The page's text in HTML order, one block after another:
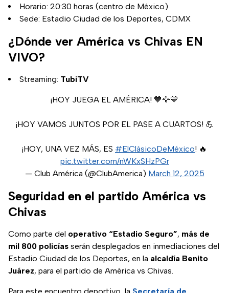
Horario: 20:30 horas (centro de México)
Sede: Estadio Ciudad de los Deportes, CDMX
¿Dónde ver América vs Chivas EN
VIVO?
Streaming: TubiTV
¡HOY JUEGA EL AMÉRICA! 💙🦅💛
¡HOY VAMOS JUNTOS POR EL PASE A CUARTOS! 💪
¡HOY, UNA VEZ MÁS, ES #ElClásicoDeMéxico! 🔥
pic.twitter.com/nWKxSHzPGr
— Club América (@ClubAmerica) March 12, 2025
Seguridad en el partido América vs
Chivas
Como parte del operativo “Estadio Seguro”, más de
mil 800 policías serán desplegados en inmediaciones del
Estadio Ciudad de los Deportes, en la alcaldía Benito
Juárez, para el partido de América vs Chivas.